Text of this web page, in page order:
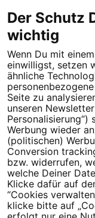
Dein Engagement
Millionen Menschen an.
Newsletter bestellen
Campact e.V.
IBAN DE95 2‍5‍1‍2 0‍5‍1‍0
SozialBank
Direkt online spenden
Der Schutz
wichtig
Wenn Du mit
einwilligst, setzen
ähnliche
Seite zu
unseren
Werbung wieder
(politischen)
Conversion
bzw. widerrufen,
welche Deiner
Klicke dafür auf
“Cookies
klicke bitte auf